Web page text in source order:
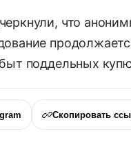
что
поддельных
Скопировать